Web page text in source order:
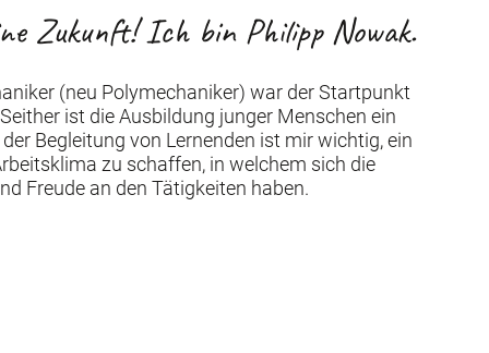
Zukunft! Ich bin Philipp Nowak.
(neu Polymechaniker) war der Startpunkt
ist die Ausbildung junger Menschen ein
Begleitung von Lernenden ist mir wichtig, ein
zu schaffen, in welchem sich die
Freude an den Tätigkeiten haben.